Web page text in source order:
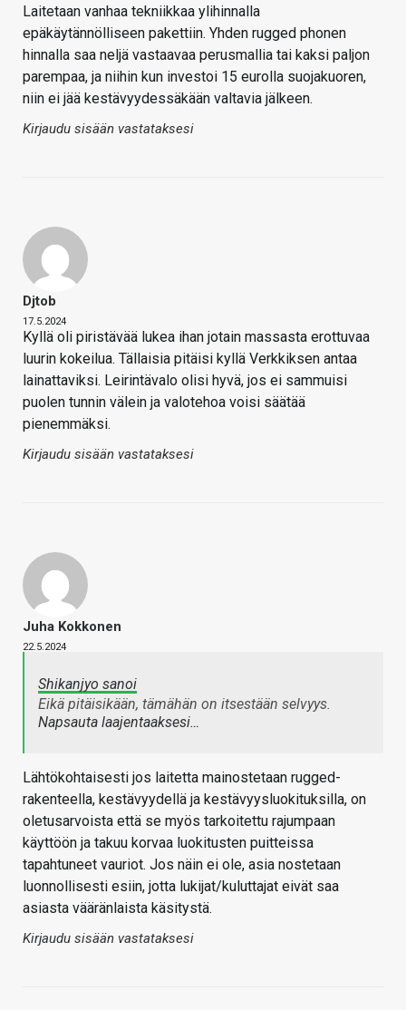
Laitetaan vanhaa tekniikkaa ylihinnalla
epäkäytännölliseen pakettiin. Yhden rugged phonen
hinnalla saa neljä vastaavaa perusmallia tai kaksi paljon
parempaa, ja niihin kun investoi 15 eurolla suojakuoren,
niin ei jää kestävyydessäkään valtavia jälkeen.
Kirjaudu sisään vastataksesi
Djtob
17.5.2024
Kyllä oli piristävää lukea ihan jotain massasta erottuvaa
luurin kokeilua. Tällaisia pitäisi kyllä Verkkiksen antaa
lainattaviksi. Leirintävalo olisi hyvä, jos ei sammuisi
puolen tunnin välein ja valotehoa voisi säätää
pienemmäksi.
Kirjaudu sisään vastataksesi
Juha Kokkonen
22.5.2024
Shikanjyo sanoi
Eikä pitäisikään, tämähän on itsestään selvyys.
Napsauta laajentaaksesi…
Lähtökohtaisesti jos laitetta mainostetaan rugged-
rakenteella, kestävyydellä ja kestävyysluokituksilla, on
oletusarvoista että se myös tarkoitettu rajumpaan
käyttöön ja takuu korvaa luokitusten puitteissa
tapahtuneet vauriot. Jos näin ei ole, asia nostetaan
luonnollisesti esiin, jotta lukijat/kuluttajat eivät saa
asiasta vääränlaista käsitystä.
Kirjaudu sisään vastataksesi